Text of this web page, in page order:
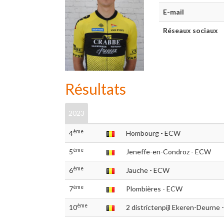
E-mail
Réseaux sociaux
Résultats
2023
4ème Hombourg - ECW
5ème Jeneffe-en-Condroz - ECW
6ème Jauche - ECW
7ème Plombières - ECW
10ème 2 districtenpijl Ekeren-Deurne